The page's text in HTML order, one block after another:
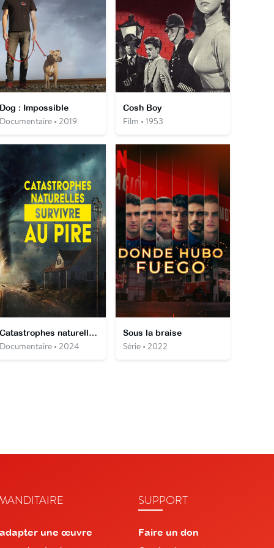
: Impossible
• 2019
Cosh Boy
Film • 1953
Catastrophes naturelles : survivre au pire
• 2024
Sous la braise
Série • 2022
une œuvre
SUPPORT
Faire un don